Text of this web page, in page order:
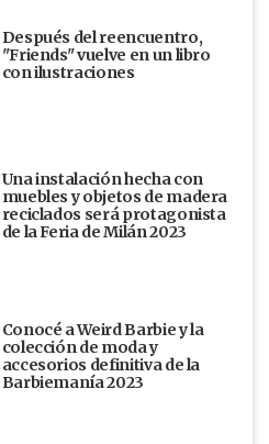
Después del reencuentro,
"Friends" vuelve en un libro
con ilustraciones
Una instalación hecha con
muebles y objetos de madera
reciclados será protagonista
de la Feria de Milán 2023
Conocé a Weird Barbie y la
colección de moda y
accesorios definitiva de la
Barbiemanía 2023